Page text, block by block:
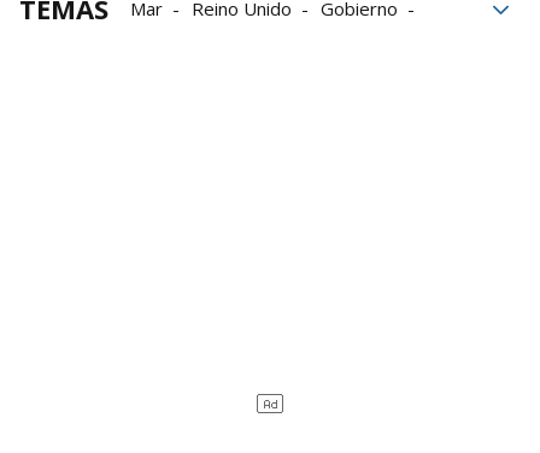
TEMAS Mar Reino Unido
Gobierno